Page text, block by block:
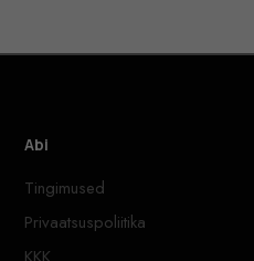
Abi
Tingimused
Privaatsuspoliitika